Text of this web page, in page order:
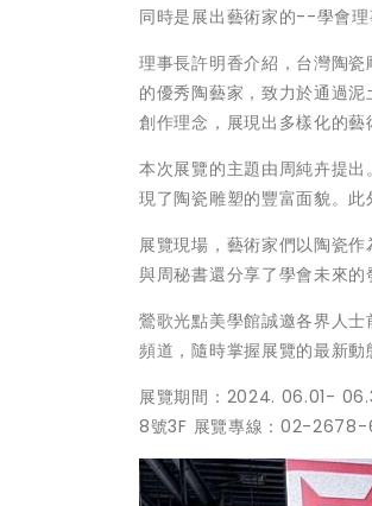
同時是展出藝術家的--學會理
理事長許明香介紹，台灣陶
的優秀陶藝家，致力於通過
創作理念，展現出多樣化的藝
本次展覽的主題由周純卉提
現了陶瓷雕塑的豐富面貌。此
展覽現場，藝術家們以陶瓷
與周秘書還分享了學會未來
鶯歌光點美學館誠邀各界人
頻道，隨時掌握展覽的最新動
展覽期間：2024. 06.01-
8號3F 展覽專線：02-